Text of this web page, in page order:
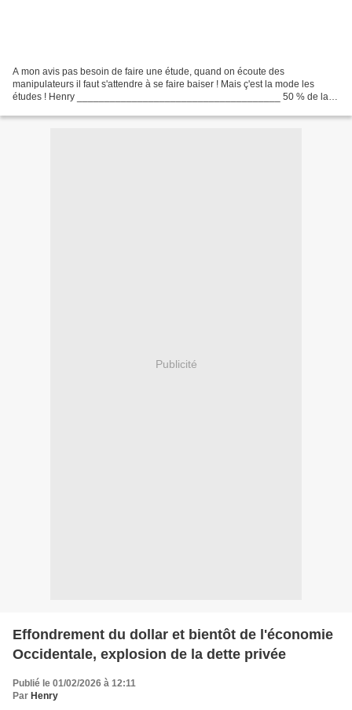
A mon avis pas besoin de faire une étude, quand on écoute des
manipulateurs il faut s'attendre à se faire baiser ! Mais ç'est la mode les
études ! Henry _____________________________________ 50 % de la
Publicité
Effondrement du dollar et bientôt de l'économie
Occidentale, explosion de la dette privée
Publié le 01/02/2026 à 12:11
Par Henry